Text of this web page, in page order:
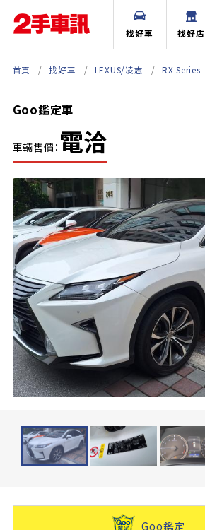
找好車 找好店
首頁 找好車 LEXUS/凌志 RX Series
Goo鑑定車
車輛售價： 電洽
Goo鑑定